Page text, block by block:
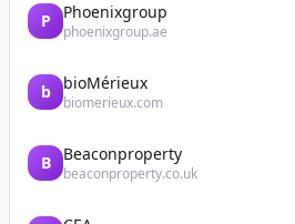
P Phoenixgroup
phoenixgroup.ae
b bioMérieux
biomerieux.com
B Beaconproperty
beaconproperty.co.uk